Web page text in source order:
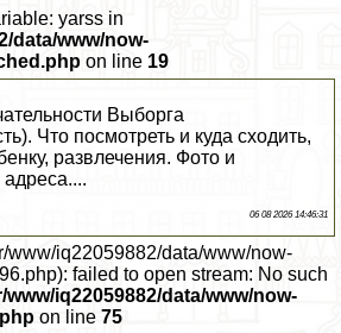
yarss in
data/www/now-
on line 19
Выборга
Что посмотреть и куда сходить,
развлечения. Фото и
06 08 2026 14:46:31
www/iq22059882/data/www/now-
failed to open stream: No such
www/iq22059882/data/www/now-
on line 75